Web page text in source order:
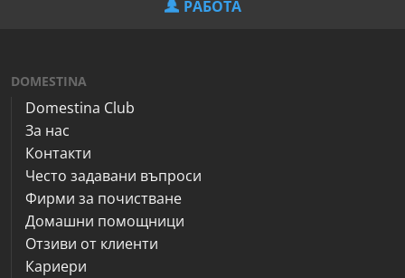
РАБОТА
DOMESTINA
Domestina Club
За нас
Контакти
Често задавани въпроси
Фирми за почистване
Домашни помощници
Отзиви от клиенти
Кариери